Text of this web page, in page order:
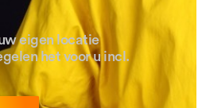
eigen locatie
het voor u incl.